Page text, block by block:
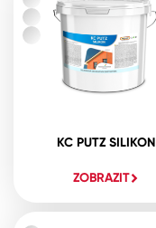
KC PUTZ SILIKON
ZOBRAZIT